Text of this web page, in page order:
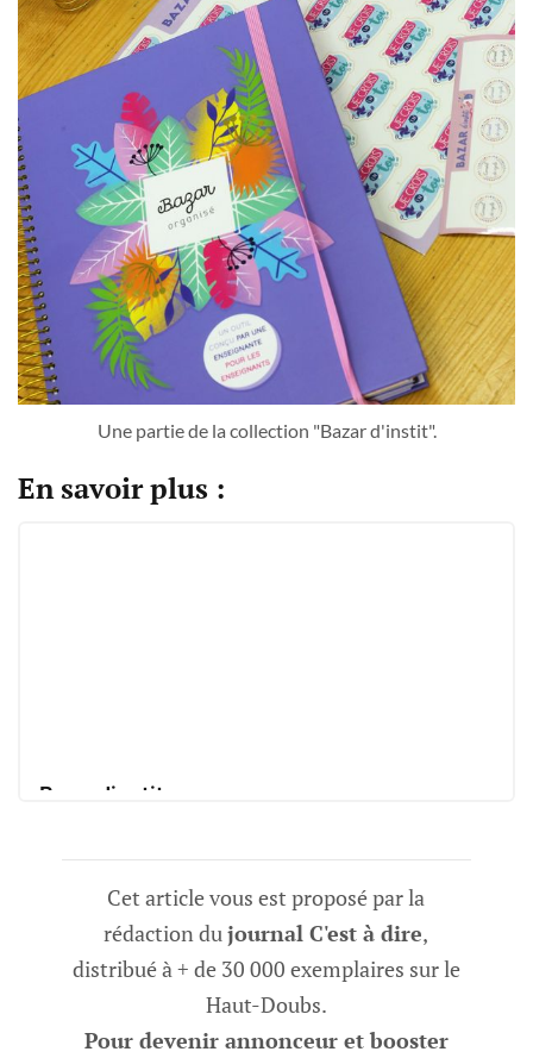
Une partie de la collection "Bazar d'instit".
En savoir plus :
Bazardinstit
Cet article vous est proposé par la
rédaction dujournal C'est à dire,
distribué à + de 30 000 exemplaires sur le
Haut-Doubs.
Pour devenir annonceur et booster